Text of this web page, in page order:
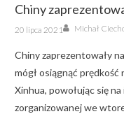
Chiny
Posted
on
20 lipca 2021 Author
Michał
Chiny zaprezentowały
mógł osiągnąć
Xinhua, powołując się
zorganizowanej we